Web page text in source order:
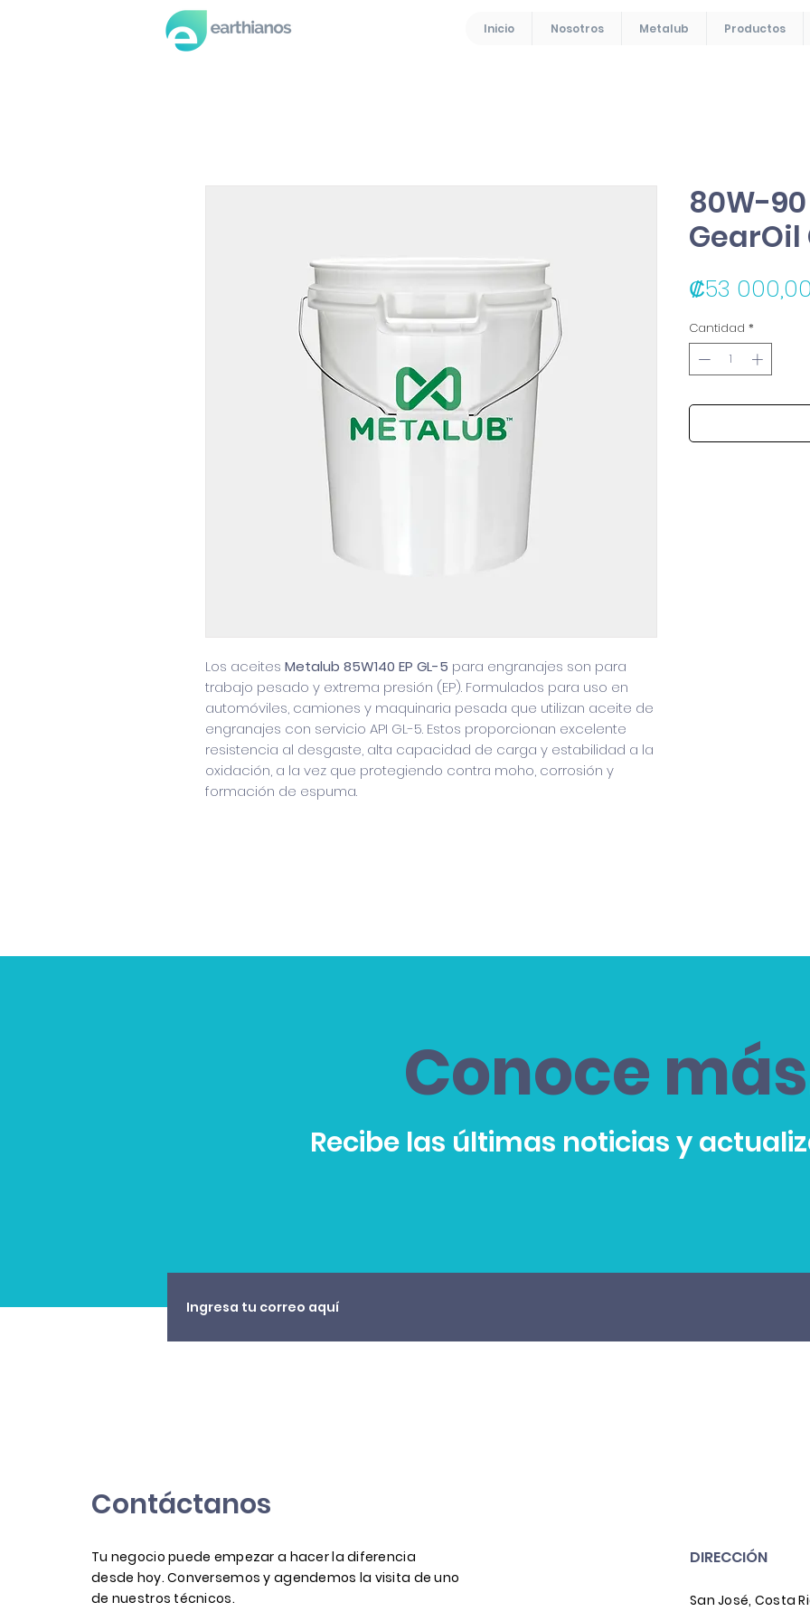
Inicio Nosotros Metalub Productos
Los aceites Metalub 85W140 EP GL-5 para engranajes son para
trabajo pesado y extrema presión (EP). Formulados para uso en
automóviles, camiones y maquinaria pesada que utilizan aceite de
engranajes con servicio API GL-5. Estos proporcionan excelente
resistencia al desgaste, alta capacidad de carga y estabilidad a la
oxidación, a la vez que protegiendo contra moho, corrosión y
formación de espuma.
80W-90
₡53 000,00
Cantidad *
Conoce más
Recibe las últimas noticias y
Contáctanos
Tu negocio puede empezar a hacer la diferencia
desde hoy. Conversemos y agendemos la visita de uno
de nuestros técnicos.
DIRECCIÓN
San José, Costa